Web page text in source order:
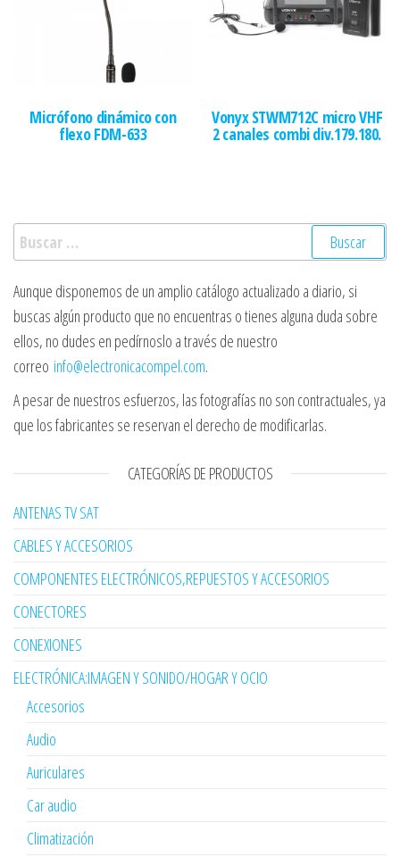
Micrófono dinámico con
flexo FDM-633
Vonyx STWM712C micro VHF
2 canales combi div.179.180.
Buscar:
Aunque disponemos de un amplio catálogo actualizado a diario, si
buscas algún producto que no encuentras o tienes alguna duda sobre
ellos, no dudes en pedírnoslo a través de nuestro
correo info@electronicacompel.com.
A pesar de nuestros esfuerzos, las fotografías no son contractuales, ya
que los fabricantes se reservan el derecho de modificarlas.
CATEGORÍAS DE PRODUCTOS
ANTENAS TV SAT
CABLES Y ACCESORIOS
COMPONENTES ELECTRÓNICOS,REPUESTOS Y ACCESORIOS
CONECTORES
CONEXIONES
ELECTRÓNICA:IMAGEN Y SONIDO/HOGAR Y OCIO
Accesorios
Audio
Auriculares
Car audio
Climatización